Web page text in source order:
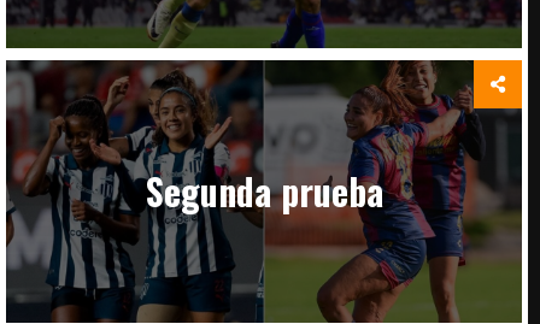
Segunda prueba